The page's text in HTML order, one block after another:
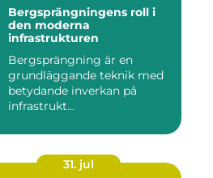
Bergsprängningens roll i
den moderna
infrastrukturen
Bergsprängning är en
grundläggande teknik med
betydande inverkan på
infrastrukt...
31. jul